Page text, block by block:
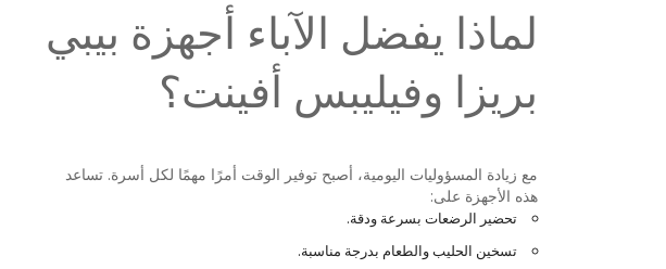
لماذا يفضل الآباء أجهزة بيبي
بريزا وفيليبس أفينت؟
مع زيادة المسؤوليات اليومية، أصبح توفير الوقت أمرًا مهمًا لكل أسرة. تساعد
هذه الأجهزة على:
تحضير الرضعات بسرعة ودقة.
تسخين الحليب والطعام بدرجة مناسبة.